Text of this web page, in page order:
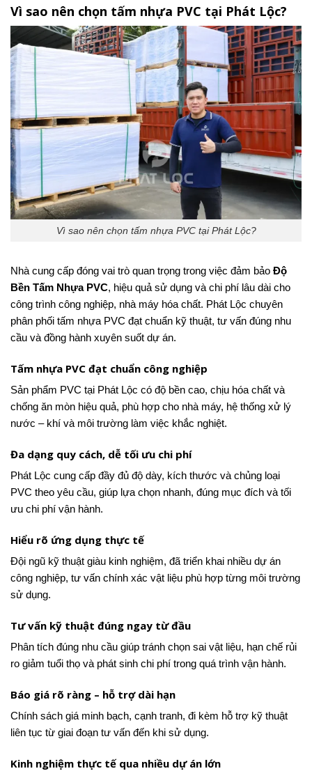
Vì sao nên chọn tấm nhựa PVC tại Phát Lộc?
Vì sao nên chọn tấm nhựa PVC tại Phát Lộc?
Nhà cung cấp đóng vai trò quan trọng trong việc đảm bảo Độ
Bền Tấm Nhựa PVC, hiệu quả sử dụng và chi phí lâu dài cho
công trình công nghiệp, nhà máy hóa chất. Phát Lộc chuyên
phân phối tấm nhựa PVC đạt chuẩn kỹ thuật, tư vấn đúng nhu
cầu và đồng hành xuyên suốt dự án.
Tấm nhựa PVC đạt chuẩn công nghiệp
Sản phẩm PVC tại Phát Lộc có độ bền cao, chịu hóa chất và
chống ăn mòn hiệu quả, phù hợp cho nhà máy, hệ thống xử lý
nước – khí và môi trường làm việc khắc nghiệt.
Đa dạng quy cách, dễ tối ưu chi phí
Phát Lộc cung cấp đầy đủ độ dày, kích thước và chủng loại
PVC theo yêu cầu, giúp lựa chọn nhanh, đúng mục đích và tối
ưu chi phí vận hành.
Hiểu rõ ứng dụng thực tế
Đội ngũ kỹ thuật giàu kinh nghiệm, đã triển khai nhiều dự án
công nghiệp, tư vấn chính xác vật liệu phù hợp từng môi trường
sử dụng.
Tư vấn kỹ thuật đúng ngay từ đầu
Phân tích đúng nhu cầu giúp tránh chọn sai vật liệu, hạn chế rủi
ro giảm tuổi thọ và phát sinh chi phí trong quá trình vận hành.
Báo giá rõ ràng – hỗ trợ dài hạn
Chính sách giá minh bạch, cạnh tranh, đi kèm hỗ trợ kỹ thuật
liên tục từ giai đoạn tư vấn đến khi sử dụng.
Kinh nghiệm thực tế qua nhiều dự án lớn